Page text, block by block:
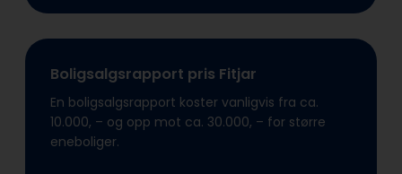
Boligsalgsrapport pris Fitjar
En boligsalgsrapport koster vanligvis fra ca.
10.000, – og opp mot ca. 30.000, – for større
eneboliger.